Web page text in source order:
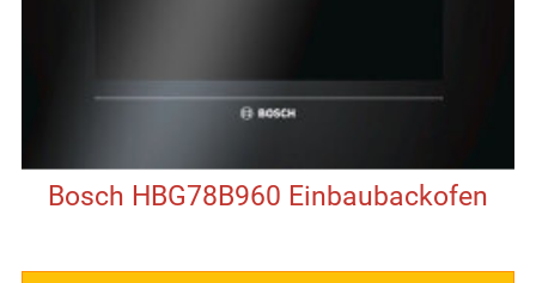
Bosch HBG78B960 Einbaubackofen